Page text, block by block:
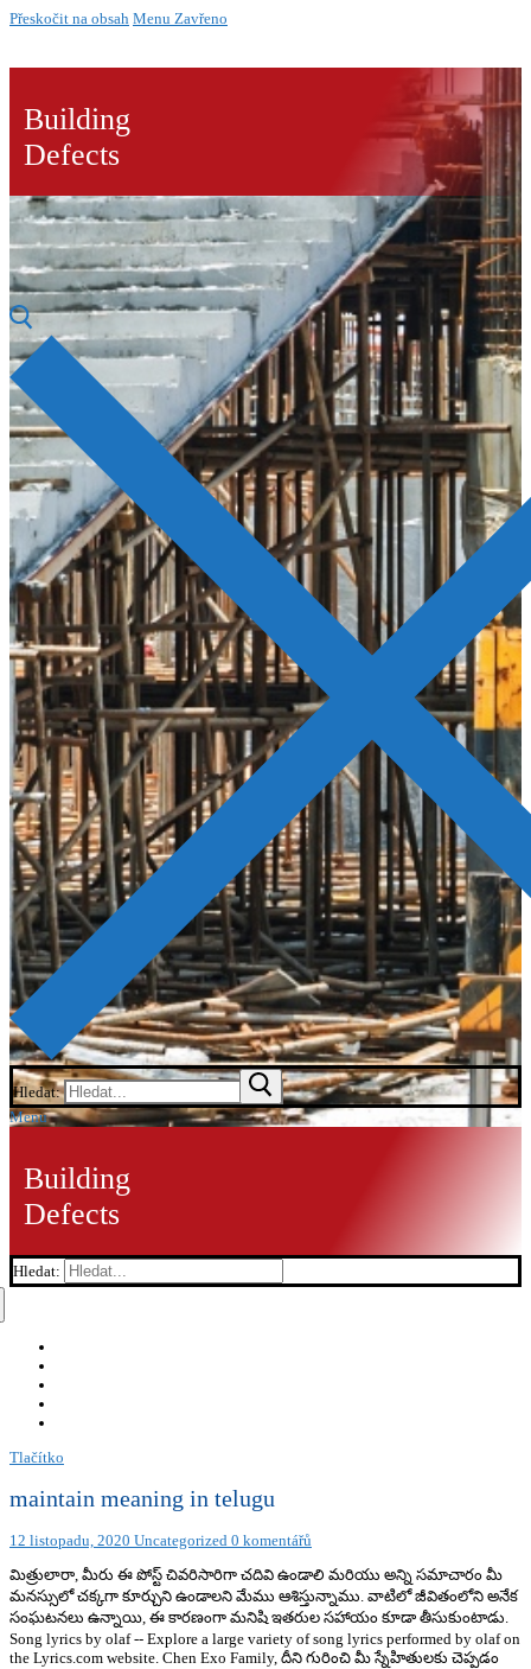
Přeskočit na obsah Menu Zavřeno
Building
Defects
Hledat:
Menu
Building
Defects
Hledat:
Tlačítko
maintain meaning in telugu
12 listopadu, 2020 Uncategorized 0 komentářů
మిత్రులారా, మీరు ఈ పోస్ట్ చివరిసారిగా చదివి ఉండాలి మరియు అన్ని సమాచారం మీ
మనస్సులో చక్కగా కూర్చుని ఉండాలని మేము ఆశిస్తున్నాము. వాటిలో జీవితంలోని అనేక
సంఘటనలు ఉన్నాయి, ఈ కారణంగా మనిషి ఇతరుల సహాయం కూడా తీసుకుంటాడు.
Song lyrics by olaf -- Explore a large variety of song lyrics performed by olaf on
the Lyrics.com website. Chen Exo Family, దీని గురించి మీ స్నేహితులకు చెప్పడం